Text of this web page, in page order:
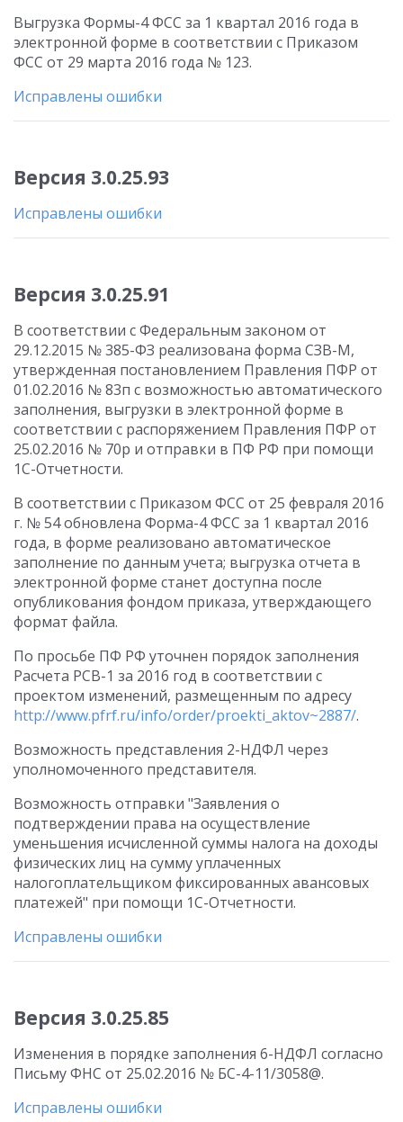
Выгрузка Формы-4 ФСС за 1 квартал 2016 года в
электронной форме в соответствии с Приказом
ФСС от 29 марта 2016 года № 123.
Исправлены ошибки
Версия 3.0.25.93
Исправлены ошибки
Версия 3.0.25.91
В соответствии с Федеральным законом от
29.12.2015 № 385-ФЗ реализована форма СЗВ-М,
утвержденная постановлением Правления ПФР от
01.02.2016 № 83п с возможностью автоматического
заполнения, выгрузки в электронной форме в
соответствии с распоряжением Правления ПФР от
25.02.2016 № 70р и отправки в ПФ РФ при помощи
1С-Отчетности.
В соответствии с Приказом ФСС от 25 февраля 2016
г. № 54 обновлена Форма-4 ФСС за 1 квартал 2016
года, в форме реализовано автоматическое
заполнение по данным учета; выгрузка отчета в
электронной форме станет доступна после
опубликования фондом приказа, утверждающего
формат файла.
По просьбе ПФ РФ уточнен порядок заполнения
Расчета РСВ-1 за 2016 год в соответствии с
проектом изменений, размещенным по адресу
http://www.pfrf.ru/info/order/proekti_aktov~2887/.
Возможность представления 2-НДФЛ через
уполномоченного представителя.
Возможность отправки "Заявления о
подтверждении права на осуществление
уменьшения исчисленной суммы налога на доходы
физических лиц на сумму уплаченных
налогоплательщиком фиксированных авансовых
платежей" при помощи 1С-Отчетности.
Исправлены ошибки
Версия 3.0.25.85
Изменения в порядке заполнения 6-НДФЛ согласно
Письму ФНС от 25.02.2016 № БС-4-11/3058@.
Исправлены ошибки